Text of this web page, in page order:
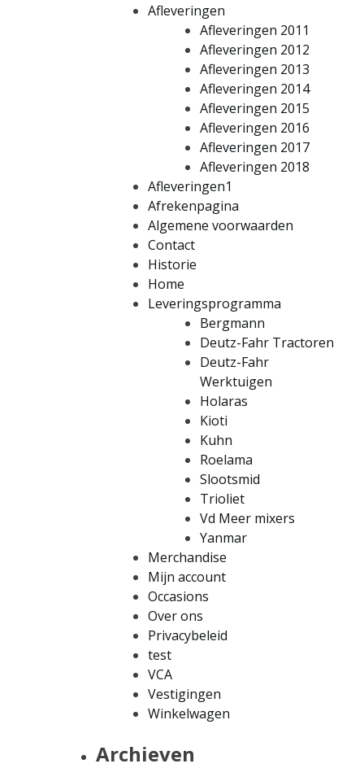
Afleveringen
Afleveringen 2011
Afleveringen 2012
Afleveringen 2013
Afleveringen 2014
Afleveringen 2015
Afleveringen 2016
Afleveringen 2017
Afleveringen 2018
Afleveringen1
Afrekenpagina
Algemene voorwaarden
Contact
Historie
Home
Leveringsprogramma
Bergmann
Deutz-Fahr Tractoren
Deutz-Fahr
Werktuigen
Holaras
Kioti
Kuhn
Roelama
Slootsmid
Trioliet
Vd Meer mixers
Yanmar
Merchandise
Mijn account
Occasions
Over ons
Privacybeleid
test
VCA
Vestigingen
Winkelwagen
Archieven